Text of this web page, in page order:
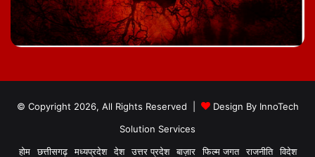
© Copyright 2026, All Rights Reserved | Design By InnoTech
Solution Services
होम
छत्तीसगढ़ मध्यप्रदेश देश उत्तर प्रदेश बाज़ार फिल्म जगत राजनीति विदेश